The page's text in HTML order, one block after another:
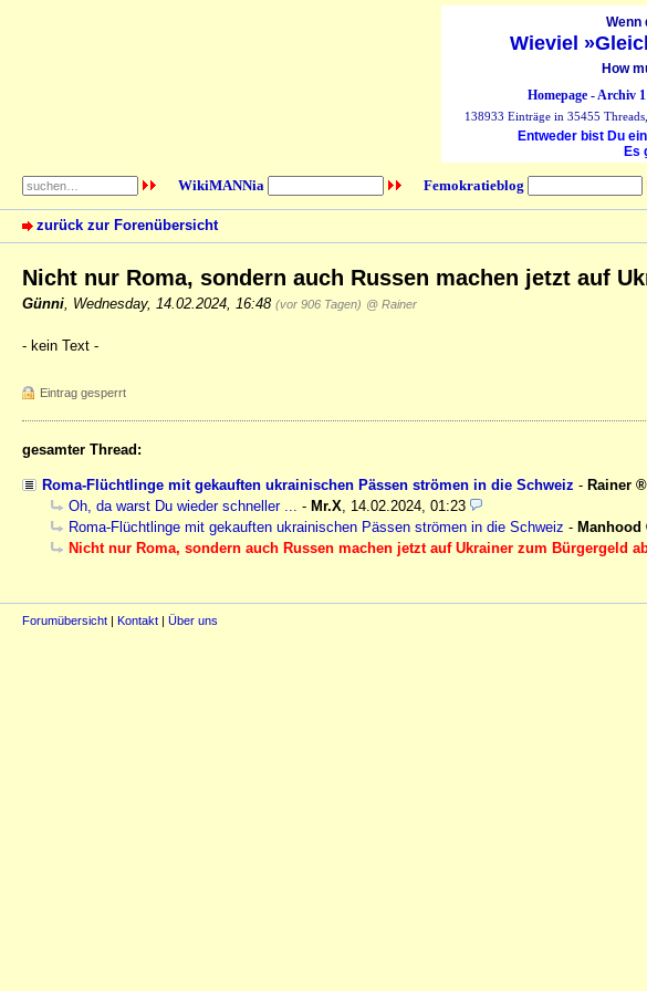
Wenn
Wieviel
How
Homepage-Archiv 1
138933 Einträge in 35455
Entweder bist Du
Es
WikiMANNia Femokratieblog
zurück zur Forenübersicht
Nicht nur Roma, sondern auch Russen machen jetzt auf
Günni Wednesday, 14.02.2024, 16:48 (vor 906 Tagen) @ Rainer
- kein Text -
Eintrag gesperrt
gesamter Thread:
Roma-Flüchtlinge mit gekauften ukrainischen Pässen strömen in die Schweiz - Rainer
Oh, da warst Du wieder schneller ...
- Mr.X
14.02.2024, 01:23
Roma-Flüchtlinge mit gekauften ukrainischen Pässen strömen in die Schweiz - Manhood
Nicht nur Roma, sondern auch Russen machen jetzt auf Ukrainer zum Bürgergeld
Forumübersicht | Kontakt | Über uns